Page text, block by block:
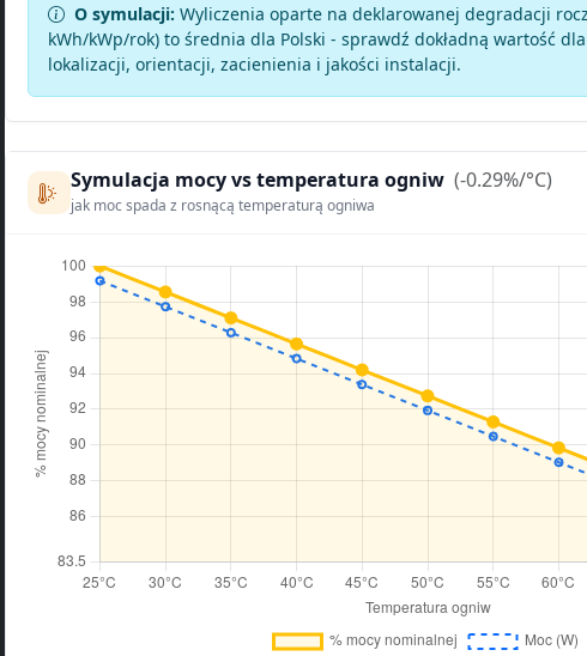
O symulacji: Wyliczenia oparte na deklarowanej degradacji
kWh/kWp/rok) to średnia dla Polski - sprawdź dokładną wartość
lokalizacji, orientacji, zacienienia i jakości instalacji.
Symulacja mocy vs temperatura ogniw (-0.29%/°C)
jak moc spada z rosnącą temperaturą ogniwa